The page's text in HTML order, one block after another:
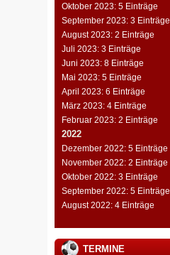
Oktober 2023: 5 Einträge
September 2023: 3 Einträge
August 2023: 2 Einträge
Juli 2023: 3 Einträge
Juni 2023: 8 Einträge
Mai 2023: 5 Einträge
April 2023: 6 Einträge
März 2023: 4 Einträge
Februar 2023: 2 Einträge
2022
Dezember 2022: 5 Einträge
November 2022: 2 Einträge
Oktober 2022: 3 Einträge
September 2022: 5 Einträge
August 2022: 4 Einträge
TERMINE